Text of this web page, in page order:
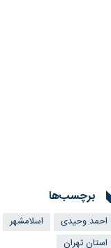
برچسب‌ها
احمد وحیدی
اسلامشهر
استان تهران